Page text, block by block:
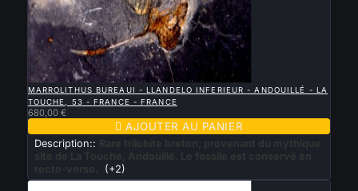

APERÇU RAPIDE
MARROLITHUS BUREAUI - LLANDELO INFERIEUR - ANDOUILLÉ - LA
TOUCHE, 53 - FRANCE - FRANCE
680,00 €
 AJOUTER AU PANIER
Description::
Rare trilobite breton, provenant du mythique
site de La Touche, Andouillé. Le fossile est conservé en
recto-verso.
(+2)